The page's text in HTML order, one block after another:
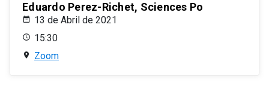
Eduardo Perez-Richet, Sciences Po
13 de Abril de 2021
15:30
Zoom